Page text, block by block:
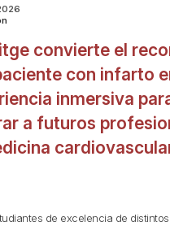
convierte el
con infarto
inmersiva
a futuros
de excelencia de